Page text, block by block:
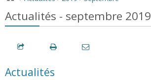
Actualités - septembre 2019
Actualités